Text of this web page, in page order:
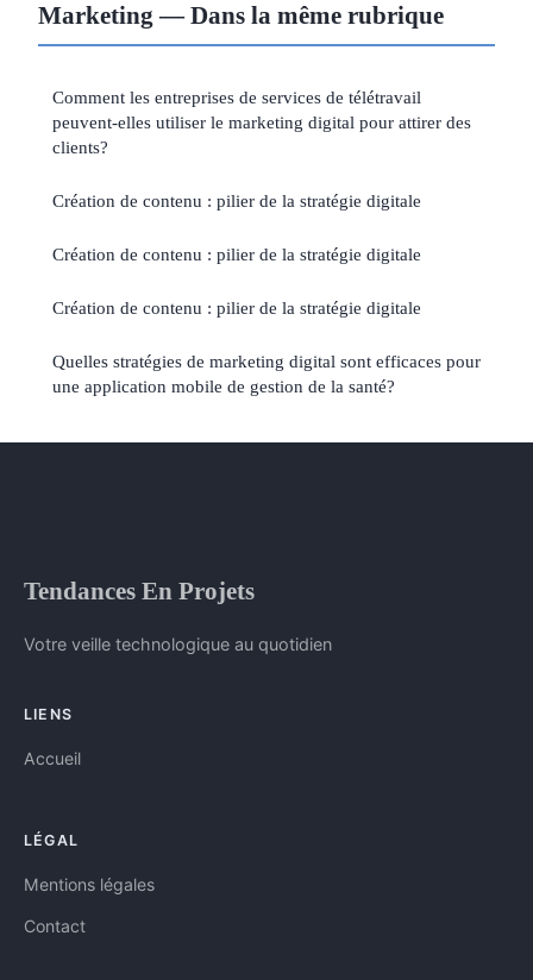
Marketing — Dans la même rubrique
Comment les entreprises de services de télétravail
peuvent-elles utiliser le marketing digital pour attirer des
clients?
Création de contenu : pilier de la stratégie digitale
Création de contenu : pilier de la stratégie digitale
Création de contenu : pilier de la stratégie digitale
Quelles stratégies de marketing digital sont efficaces pour
une application mobile de gestion de la santé?
Tendances En Projets
Votre veille technologique au quotidien
LIENS
Accueil
LÉGAL
Mentions légales
Contact